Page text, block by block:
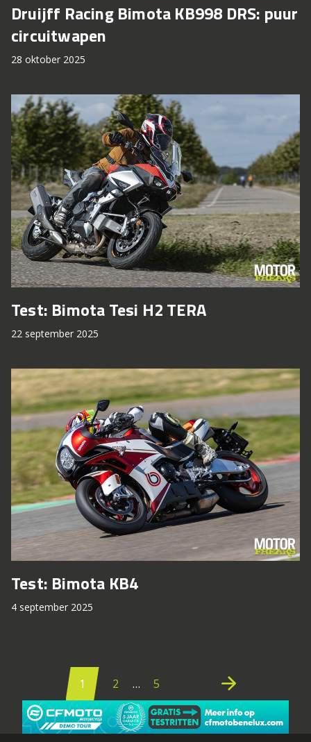
Druijff Racing Bimota KB998 DRS: puur
circuitwapen
28 oktober 2025
Test: Bimota Tesi H2 TERA
22 september 2025
Test: Bimota KB4
4 september 2025
Berichten
paginering
1 2 … 5 arrow_forward